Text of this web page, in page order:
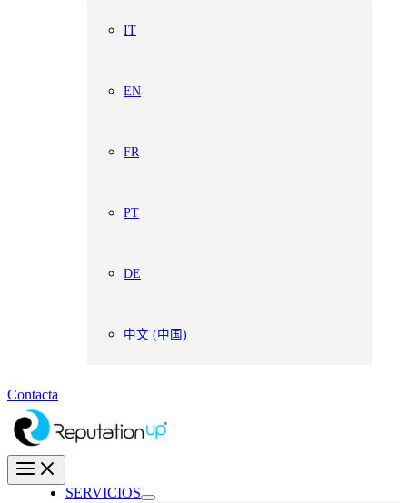
IT
EN
FR
PT
DE
中文 (中国)
Contacta
SERVICIOS